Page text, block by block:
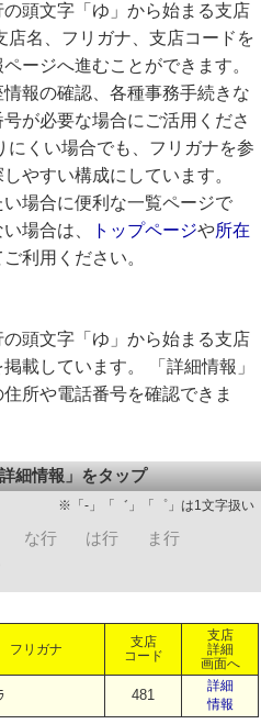
頭文字「ゆ」から始まる支店
店名、フリガナ、支店コードを
ージへ進むことができます。
報の確認、各種事務手続きな
が必要な場合にご活用くださ
にくい場合でも、フリガナを参
やすい構成にしています。
い場合に便利な一覧ページで
場合は、
トップページや所在
利用ください。
頭文字「ゆ」から始まる支店
載しています。 「詳細情報」
所や電話番号を確認できま
細情報」をタップ
※「-」「゛」「゜」は1文字扱い
な行 は行
ま行
フリガナ
支店
コード
支店
詳細
画面へ
481
詳細
情報